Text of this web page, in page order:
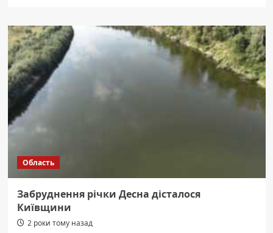
Києві
погіршилося
повітря,
КМДА
радить
зачинити
Область
Забруднення річки Десна дісталося
Київщини
2 роки тому назад